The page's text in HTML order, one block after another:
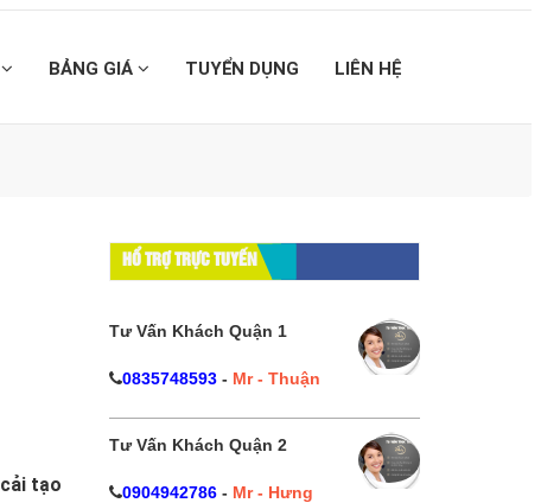
BẢNG GIÁ TUYỂN DỤNG LIÊN HỆ
cải tạo
HỔ TRỢ TRỰC TUYẾN
Tư Vấn Khách Quận 1
0835748593- Mr - Thuận
Tư Vấn Khách Quận 2
0904942786- Mr - Hưng